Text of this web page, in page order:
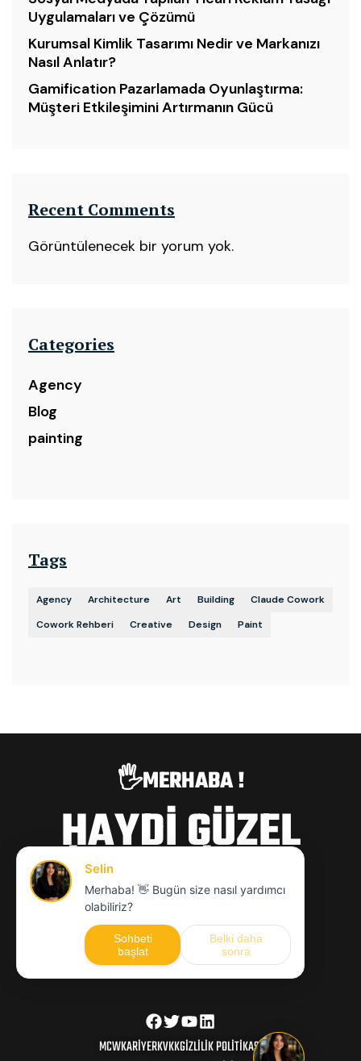
Uygulamaları ve Çözümü
Kurumsal Kimlik Tasarımı Nedir ve Markanızı
Nasıl Anlatır?
Gamification Pazarlamada Oyunlaştırma:
Müşteri Etkileşimini Artırmanın Gücü
Recent Comments
Görüntülenecek bir yorum yok.
Categories
Agency
Blog
painting
Tags
Agency Architecture Art Building
Claude Cowork
Cowork Rehberi
Creative Design Paint
🖐️MERHABA !
HAYDİ GÜZEL
İŞLERE İMZA
ATALIM
hello@mcwajans.com
MCWKARIYERKVKKGIZLILIK POLITIKASI